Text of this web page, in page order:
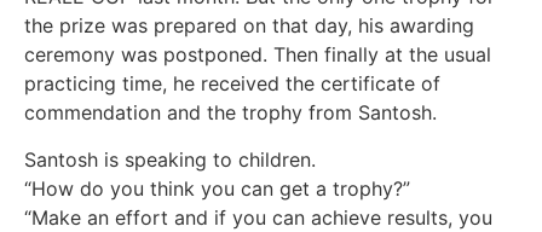
the prize was prepared on that day, his awarding
ceremony was postponed. Then finally at the usual
practicing time, he received the certificate of
commendation and the trophy from Santosh.
Santosh is speaking to children.
“How do you think you can get a trophy?”
“Make an effort and if you can achieve results, you